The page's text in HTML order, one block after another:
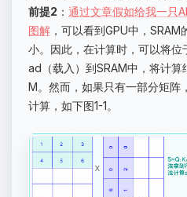
前提2 ： 通过文章假如给我一只
图解 ，可以看到GPU中，
小。因此，在计算时，可以将
ad（载入）到SRAM中，将计
M。然而，如果只有一部分矩
计算，如下图1-1。